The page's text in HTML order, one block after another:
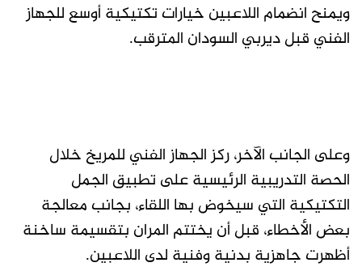
ويمنح انضمام اللاعبين خيارات تكتيكية أوسع للجهاز
الفني قبل ديربي السودان المترقب.
وعلى الجانب الآخر، ركز الجهاز الفني للمريخ خلال
الحصة التدريبية الرئيسية على تطبيق الجمل
التكتيكية التي سيخوض بها اللقاء، بجانب معالجة
بعض الأخطاء، قبل أن يختتم المران بتقسيمة ساخنة
أظهرت جاهزية بدنية وفنية لدى اللاعبين.